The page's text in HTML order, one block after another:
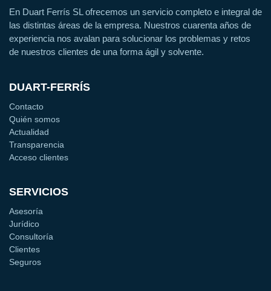
En Duart Ferrís SL ofrecemos un servicio completo e integral de
las distintas áreas de la empresa. Nuestros cuarenta años de
experiencia nos avalan para solucionar los problemas y retos
de nuestros clientes de una forma ágil y solvente.
DUART-FERRÍS
Contacto
Quién somos
Actualidad
Transparencia
Acceso clientes
SERVICIOS
Asesoría
Jurídico
Consultoría
Clientes
Seguros